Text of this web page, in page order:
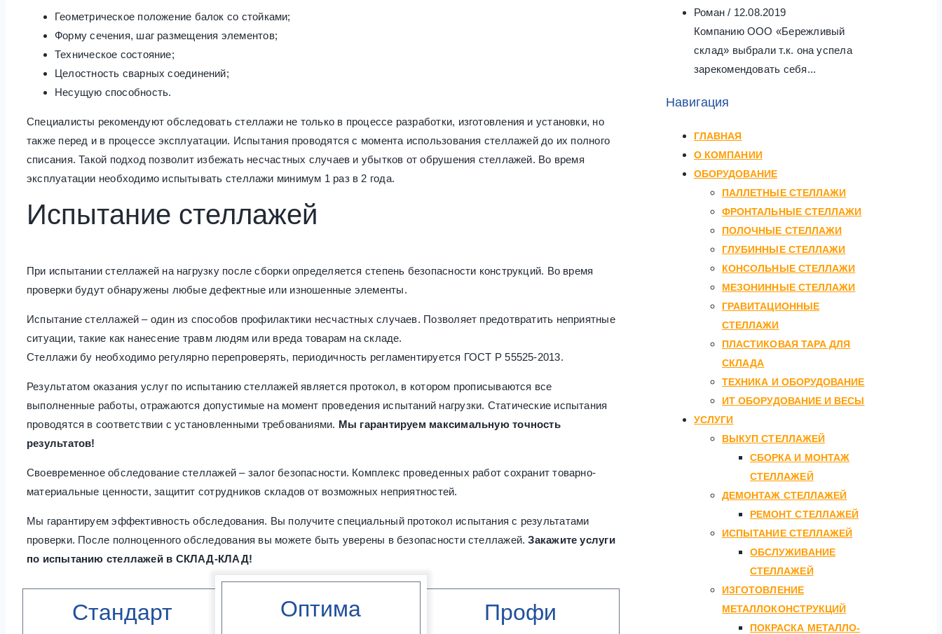
Геометрическое положение балок со стойками;
Форму сечения, шаг размещения элементов;
Техническое состояние;
Целостность сварных соединений;
Несущую способность.
Специалисты рекомендуют обследовать стеллажи не только в процессе разработки, изготовления и установки, но
также перед и в процессе эксплуатации. Испытания проводятся с момента использования стеллажей до их полного
списания. Такой подход позволит избежать несчастных случаев и убытков от обрушения стеллажей. Во время
эксплуатации необходимо испытывать стеллажи минимум 1 раз в 2 года.
Испытание стеллажей
При испытании стеллажей на нагрузку после сборки определяется степень безопасности конструкций. Во время
проверки будут обнаружены любые дефектные или изношенные элементы.
Испытание стеллажей – один из способов профилактики несчастных случаев. Позволяет предотвратить неприятные
ситуации, такие как нанесение травм людям или вреда товарам на складе.
Стеллажи бу необходимо регулярно перепроверять, периодичность регламентируется ГОСТ Р 55525-2013.
Результатом оказания услуг по испытанию стеллажей является протокол, в котором прописываются все
выполненные работы, отражаются допустимые на момент проведения испытаний нагрузки. Статические испытания
проводятся в соответствии с установленными требованиями. Мы гарантируем максимальную точность
результатов!
Своевременное обследование стеллажей – залог безопасности. Комплекс проведенных работ сохранит товарно-
материальные ценности, защитит сотрудников складов от возможных неприятностей.
Мы гарантируем эффективность обследования. Вы получите специальный протокол испытания с результатами
проверки. После полноценного обследования вы можете быть уверены в безопасности стеллажей.Закажите услуги
по испытанию стеллажей в СКЛАД-КЛАД!
Стандарт Оптима Профи
Роман / 12.08.2019
Компанию ООО «Бережливый
склад» выбрали т.к. она успела
зарекомендовать себя...
Навигация
ГЛАВНАЯ
О КОМПАНИИ
ОБОРУДОВАНИЕ
ПАЛЛЕТНЫЕ СТЕЛЛАЖИ
ФРОНТАЛЬНЫЕ СТЕЛЛАЖИ
ПОЛОЧНЫЕ СТЕЛЛАЖИ
ГЛУБИННЫЕ СТЕЛЛАЖИ
КОНСОЛЬНЫЕ СТЕЛЛАЖИ
МЕЗОНИННЫЕ СТЕЛЛАЖИ
ГРАВИТАЦИОННЫЕ
СТЕЛЛАЖИ
ПЛАСТИКОВАЯ ТАРА ДЛЯ
СКЛАДА
ТЕХНИКА И ОБОРУДОВАНИЕ
ИТ ОБОРУДОВАНИЕ И ВЕСЫ
УСЛУГИ
ВЫКУП СТЕЛЛАЖЕЙ
СБОРКА И МОНТАЖ
СТЕЛЛАЖЕЙ
ДЕМОНТАЖ СТЕЛЛАЖЕЙ
РЕМОНТ СТЕЛЛАЖЕЙ
ИСПЫТАНИЕ СТЕЛЛАЖЕЙ
ОБСЛУЖИВАНИЕ
СТЕЛЛАЖЕЙ
ИЗГОТОВЛЕНИЕ
МЕТАЛЛОКОНСТРУКЦИЙ
ПОКРАСКА МЕТАЛЛО-